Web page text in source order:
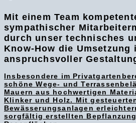
Mit einem Team
sympathischer
durch unser technisches
Know-How die
anspruchsvoller
Insbesondere im
schöne Wege- und
Mauern aus hochwertigen
Klinker und Holz. Mit
Bewässerungsanlagen
sorgfältig erstellten